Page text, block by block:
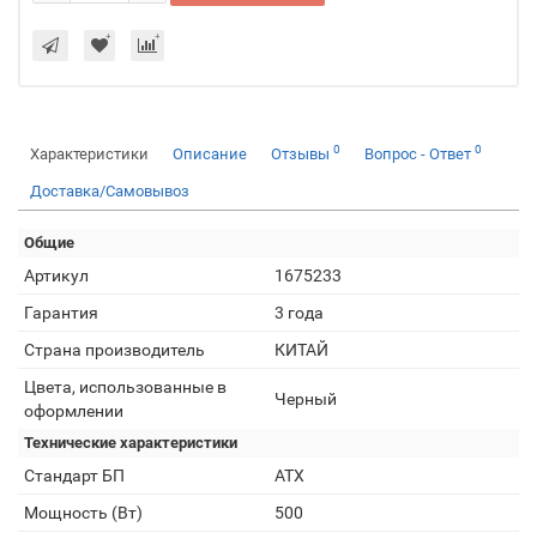
Характеристики Описание Отзывы 0 Вопрос - Ответ 0
Доставка/Самовывоз
Общие
Артикул
1675233
Гарантия
3 года
Страна производитель
КИТАЙ
Цвета, использованные в
оформлении
Черный
Технические характеристики
Стандарт БП
ATX
Мощность (Вт)
500